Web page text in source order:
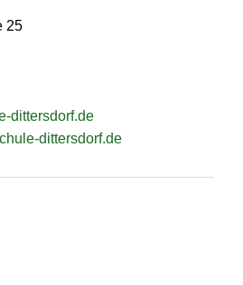
25
dittersdorf.de
dittersdorf.de